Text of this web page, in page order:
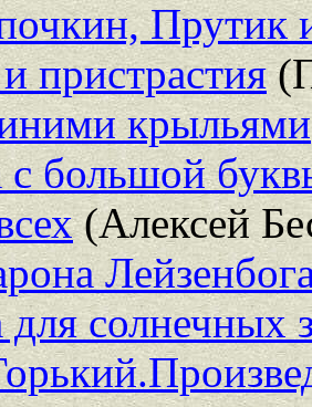
Прутик
пристрастия
крыльями
большой
(Алексей
солнечных